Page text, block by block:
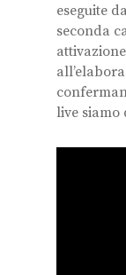
eseguite
seconda
live siamo